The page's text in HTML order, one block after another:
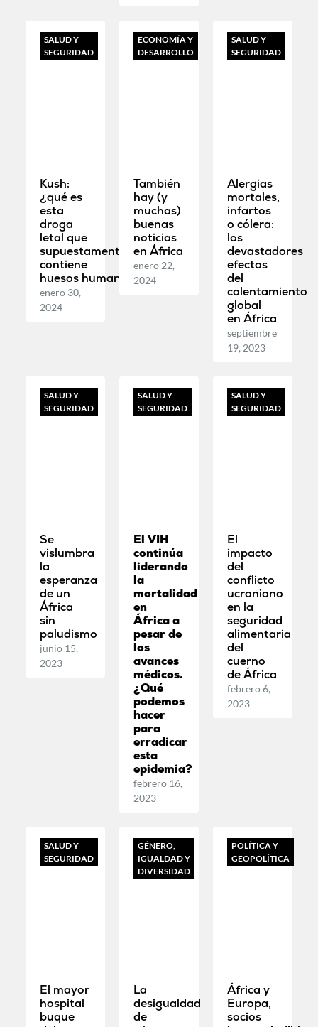
SALUD Y
SEGURIDAD
Kush:
¿qué es
esta
droga
letal que
supuestamente
contiene
huesos humanos?
enero 30,
2024
ECONOMÍA Y
DESARROLLO
También
hay (y
muchas)
buenas
noticias
en África
enero 22,
2024
SALUD Y
SEGURIDAD
Alergias
mortales,
infartos
o cólera:
los
devastadores
efectos
del
calentamiento
global
en África
septiembre
19, 2023
SALUD Y
SEGURIDAD
Se
vislumbra
la
esperanza
de un
África
sin
paludismo
junio 15,
2023
SALUD Y
SEGURIDAD
El VIH
continúa
liderando
la
mortalidad
en
África a
pesar de
los
avances
médicos.
¿Qué
podemos
hacer
para
erradicar
esta
epidemia?
febrero 16,
2023
SALUD Y
SEGURIDAD
El
impacto
del
conflicto
ucraniano
en la
seguridad
alimentaria
del
cuerno
de África
febrero 6,
2023
SALUD Y
SEGURIDAD
El mayor
hospital
buque
GÉNERO,
IGUALDAD Y
DIVERSIDAD
La
desigualdad
de
POLÍTICA Y
GEOPOLÍTICA
África y
Europa,
socios